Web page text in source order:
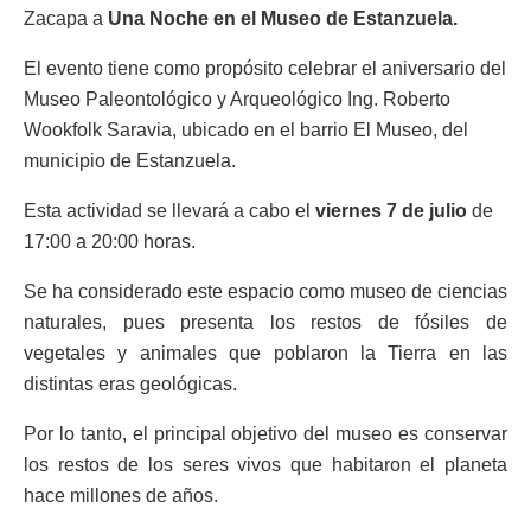
Zacapa a Una Noche en el Museo de Estanzuela.
El evento tiene como propósito celebrar el aniversario del
Museo Paleontológico y Arqueológico Ing. Roberto
Wookfolk Saravia, ubicado en el barrio El Museo, del
municipio de Estanzuela.
Esta actividad se llevará a cabo el viernes 7 de julio de
17:00 a 20:00 horas.
Se ha considerado este espacio como museo de ciencias
naturales, pues presenta los restos de fósiles de
vegetales y animales que poblaron la Tierra en las
distintas eras geológicas.
Por lo tanto, el principal objetivo del museo es conservar
los restos de los seres vivos que habitaron el planeta
hace millones de años.